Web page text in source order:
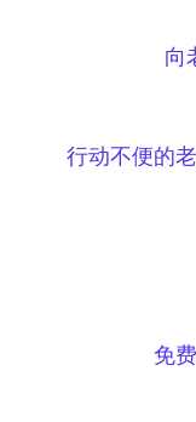
向
行动不便的
免